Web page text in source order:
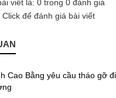
viết là: 0 trong 0 đánh giá
Click để đánh giá bài viết
Cao Bằng yêu cầu tháo gỡ